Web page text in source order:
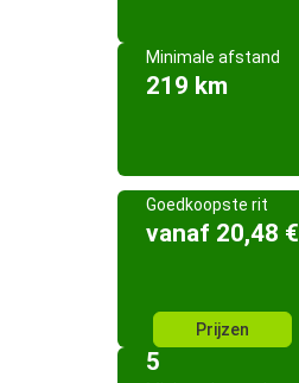
Minimale afstand
219 km
Goedkoopste rit
vanaf 20,48 €
Prijzen
5